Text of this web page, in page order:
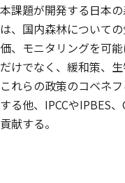
本課題が開発する日本
は、国内森林について
価、モニタリングを可
だけでなく、緩和策、
これらの政策のコベネ
する他、IPCCやIPBES
貢献する。